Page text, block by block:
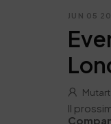
JUN 05
Mutart
Il